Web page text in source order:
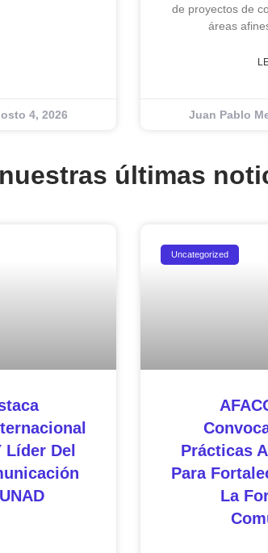
4, 2026
de proyectos de
áreas
Juan Pablo
últimas
Del
Uncategorized
Prácticas
Para
La